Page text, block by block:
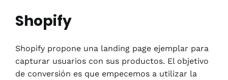
Shopify
Shopify propone una landing page ejemplar para
capturar usuarios con sus productos. El objetivo
de conversión es que empecemos a utilizar la